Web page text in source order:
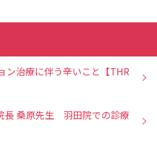
ン治療に伴う辛いこと【THR
長 桑原先生 羽田院での診療